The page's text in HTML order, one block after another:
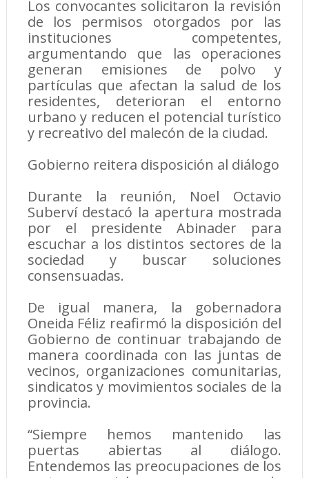
Los convocantes solicitaron la revisión
de los permisos otorgados por las
instituciones competentes,
argumentando que las operaciones
generan emisiones de polvo y
partículas que afectan la salud de los
residentes, deterioran el entorno
urbano y reducen el potencial turístico
y recreativo del malecón de la ciudad.
Gobierno reitera disposición al diálogo
Durante la reunión, Noel Octavio
Suberví destacó la apertura mostrada
por el presidente Abinader para
escuchar a los distintos sectores de la
sociedad y buscar soluciones
consensuadas.
De igual manera, la gobernadora
Oneida Féliz reafirmó la disposición del
Gobierno de continuar trabajando de
manera coordinada con las juntas de
vecinos, organizaciones comunitarias,
sindicatos y movimientos sociales de la
provincia.
“Siempre hemos mantenido las
puertas abiertas al diálogo.
Entendemos las preocupaciones de los